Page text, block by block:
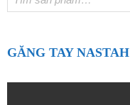
kiếm:
GĂNG TAY NASTAH